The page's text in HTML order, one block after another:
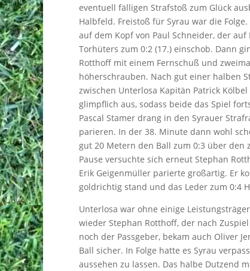
eventuell fälligen Strafstoß zum Glück
Halbfeld. Freistoß für Syrau war die
auf dem Kopf von Paul Schneider, der
Torhüters zum 0:2 (17.) einschob. Dann
Rotthoff mit einem Fernschuß und
höherschrauben. Nach gut einer halben
zwischen Unterlosa Kapitän Patrick
glimpflich aus, sodass beide das Spiel
Pascal Stamer drang in den Syrauer
parieren. In der 38. Minute dann wohl
gut 20 Metern den Ball zum 0:3 über
Pause versuchte sich erneut Stephan
Erik Geigenmüller parierte großartig. Er
goldrichtig stand und das Leder zum 0:4
Unterlosa war ohne einige
wieder Stephan Rotthoff, der nach
noch der Passgeber, bekam auch Oliver
Ball sicher. In Folge hatte es Syrau
aussehen zu lassen. Das halbe Dutzend